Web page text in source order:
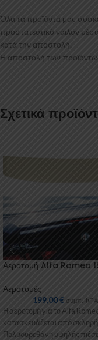
Όλα τα προϊόντα μας
προστατευτικό νάιλον
κατά την αποστολή.
Η αποστολή των προϊόντων
Σχετικά
Αεροτομή Alfa Romeo
Αεροτομές
199,00€ συμπ. ΦΠΑ
Η αεροτομή για το Alfa
κατασκευάζεται από σκληρή
Πολυουρεθάνη υψηλής